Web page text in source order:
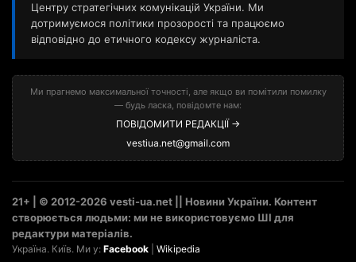
Центру стратегічних комунікацій України. Ми
дотримуємося політики прозорості та працюємо
відповідно до етичного кодексу журналіста.
Ми прагнемо максимальної точності, але якщо ви помітили помилку
— будь ласка, повідомте нам:
ПОВІДОМИТИ РЕДАКЦІЇ →
vestiua.net@gmail.com
21+ | © 2012-2026 vesti-ua.net || Новини України. Контент
створюється людьми: ми не використовуємо ШІ для
редактури матеріалів.
Україна. Київ. Ми у: Facebook Wikipedia